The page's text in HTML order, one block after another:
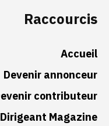
Raccourcis
Accueil
Devenir annonceur
contributeur
Magazine